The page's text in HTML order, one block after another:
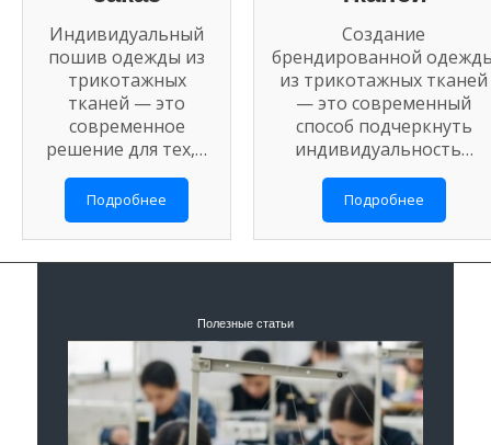
Индивидуальный
пошив одежды из
трикотажных
тканей — это
современное
решение для тех,…
Подробнее
Создание
брендированной
из трикотажных тканей
— это современный
способ подчеркнуть
индивидуальность…
Подробнее
Полезные статьи